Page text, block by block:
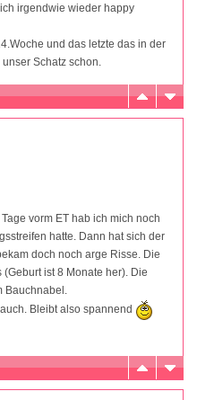
irgendwie wieder happy
und das letzte das in der
Schatz schon.
vorm ET hab ich mich noch
hatte. Dann hat sich der
doch noch arge Risse. Die
ist 8 Monate her). Die
Bauchnabel.
Bleibt also spannend